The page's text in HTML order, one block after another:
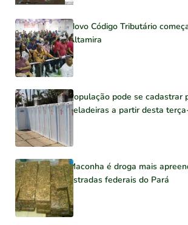
Novo Código Tributário
Altamira
População pode se cadastrar
geladeiras a partir desta
Maconha é droga mais
estradas federais do Pará